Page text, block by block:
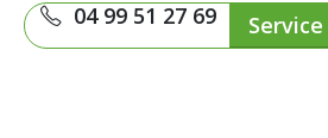
04 99 51 27 69